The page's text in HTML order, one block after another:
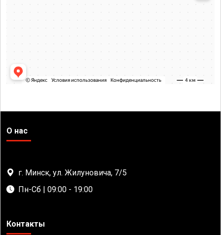
О нас
г. Минск, ул. Жилуновича, 7/5
Пн-Сб | 09:00 - 19:00
Контакты